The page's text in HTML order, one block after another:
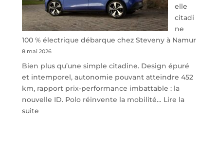
elle
citadi
ne
100 % électrique débarque chez Steveny à Namur
8 mai 2026
Bien plus qu’une simple citadine. Design épuré
et intemporel, autonomie pouvant atteindre 452
km, rapport prix-performance imbattable : la
nouvelle ID. Polo réinvente la mobilité… Lire la
suite: